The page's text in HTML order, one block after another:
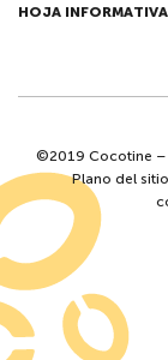
HOJA INFORMATIVA
©2019 Cocotine –
Plano del sitio